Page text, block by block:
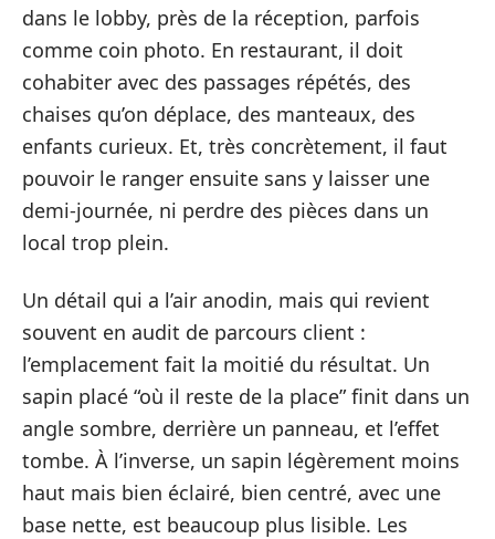
dans le lobby, près de la réception, parfois
comme coin photo. En restaurant, il doit
cohabiter avec des passages répétés, des
chaises qu’on déplace, des manteaux, des
enfants curieux. Et, très concrètement, il faut
pouvoir le ranger ensuite sans y laisser une
demi-journée, ni perdre des pièces dans un
local trop plein.
Un détail qui a l’air anodin, mais qui revient
souvent en audit de parcours client :
l’emplacement fait la moitié du résultat. Un
sapin placé “où il reste de la place” finit dans un
angle sombre, derrière un panneau, et l’effet
tombe. À l’inverse, un sapin légèrement moins
haut mais bien éclairé, bien centré, avec une
base nette, est beaucoup plus lisible. Les